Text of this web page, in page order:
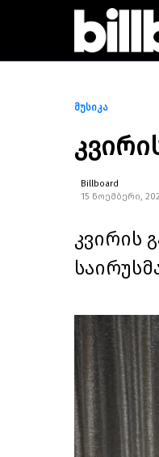
მუსიკა
Billboard
15 ნოემბერი,
კვირის